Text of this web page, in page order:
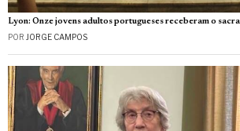
Lyon: Onze jovens adultos portugueses receberam o
POR JORGE CAMPOS